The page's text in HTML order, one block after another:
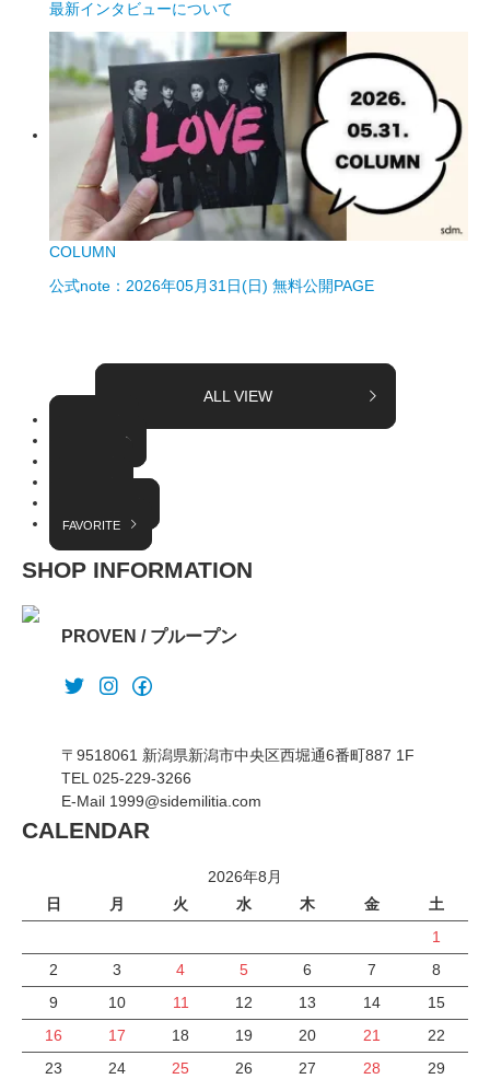
最新インタビューについて
COLUMN
公式note：2026年05月31日(日) 無料公開PAGE
ALL VIEW
FAVORITE
SHOP INFORMATION
PROVEN / プループン
〒9518061 新潟県新潟市中央区西堀通6番町887 1F
TEL 025-229-3266
E-Mail 1999@sidemilitia.com
CALENDAR
2026年8月
日
月 火 水 木 金
土
1
2
3 4 5 6 7
8
9
10 11 12 13 14
15
16
17 18 19 20 21
22
23
24 25 26 27 28
29